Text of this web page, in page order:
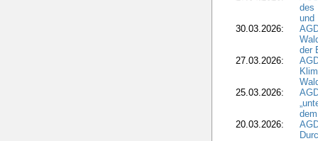
des
und
30.03.2026:
der
27.03.2026:
25.03.2026:
20.03.2026: